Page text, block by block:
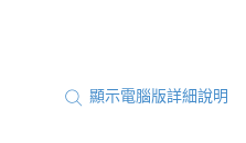
顯示電腦版詳細說明